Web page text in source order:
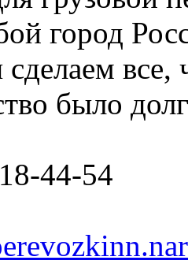
город
было
44-54